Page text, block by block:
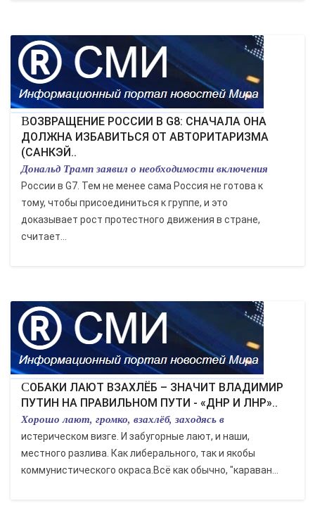
ВОЗВРАЩЕНИЕ РОССИИ В G8: СНАЧАЛА ОНА
ДОЛЖНА ИЗБАВИТЬСЯ ОТ АВТОРИТАРИЗМА
(САНКЭЙ..
Дональд Трамп заявил о необходимости включения
России в G7. Тем не менее сама Россия не готова к
тому, чтобы присоединиться к группе, и это
доказывает рост протестного движения в стране,
считает...
СОБАКИ ЛАЮТ ВЗАХЛЁБ – ЗНАЧИТ ВЛАДИМИР
ПУТИН НА ПРАВИЛЬНОМ ПУТИ - «ДНР И ЛНР»..
Хорошо лают, громко, взахлёб, заходясь в
истерическом визге. И забугорные лают, и наши,
местного разлива. Как либерального, так и якобы
коммунистического окраса.Всё как обычно, "караван...